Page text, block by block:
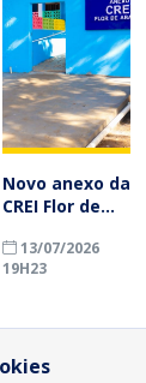
Novo anexo da
CREI Flor de
reforça
educação
13/07/2026
19H23